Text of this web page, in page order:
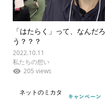
「はたらく」って、なんだろ
う？？？
2022.10.11
私たちの想い
205 views
ネットのミカタ